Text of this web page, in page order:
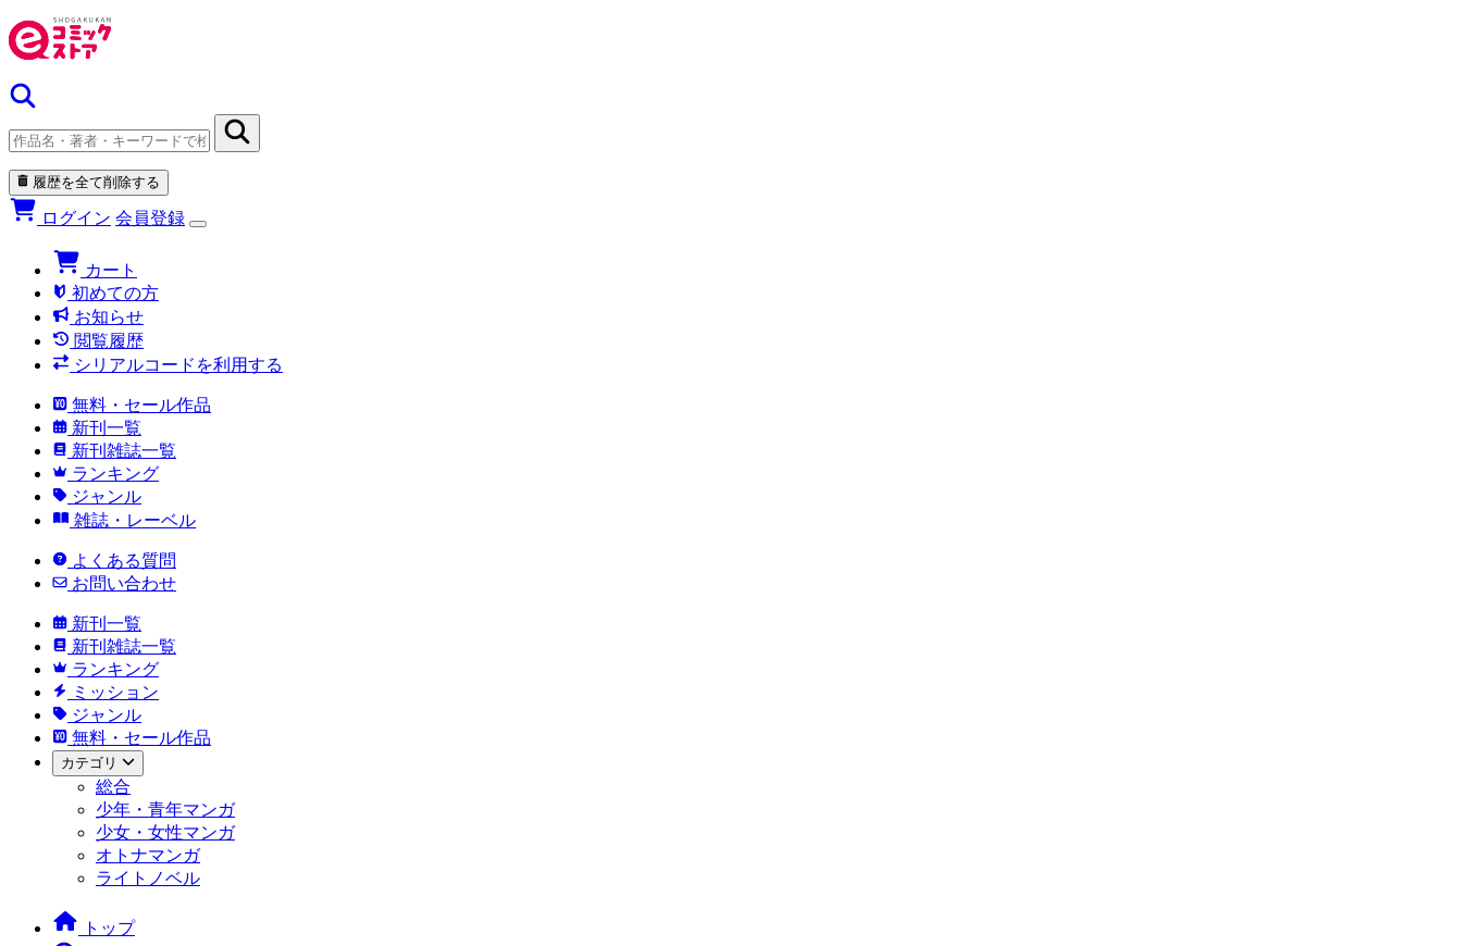
履歴を全て削除する
ログイン 会員登録
カート
初めての方
お知らせ
閲覧履歴
シリアルコードを利用する
無料・セール作品
新刊一覧
新刊雑誌一覧
ランキング
ジャンル
雑誌・レーベル
よくある質問
お問い合わせ
新刊一覧
新刊雑誌一覧
ランキング
ミッション
ジャンル
無料・セール作品
カテゴリ
総合
少年・青年マンガ
少女・女性マンガ
オトナマンガ
ライトノベル
トップ